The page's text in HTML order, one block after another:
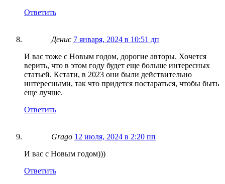
Ответить
Денис 7 января, 2024 в 10:51 дп
И вас тоже с Новым годом, дорогие авторы. Хочется
верить, что в этом году будет еще больше интересных
статьей. Кстати, в 2023 они были действительно
интересными, так что придется постараться, чтобы быть
еще лучше.
Ответить
Grago 12 июля, 2024 в 2:20 пп
И вас с Новым годом)))
Ответить